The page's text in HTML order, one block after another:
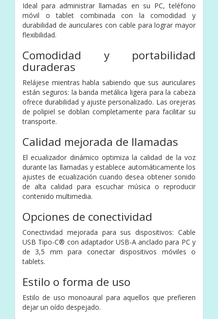
Ideal para administrar llamadas en su PC, teléfono
móvil o tablet combinada con la comodidad y
durabilidad de auriculares con cable para lograr mayor
flexibilidad.
Comodidad y portabilidad
duraderas
Relájese mientras habla sabiendo que sus auriculares
están seguros: la banda metálica ligera para la cabeza
ofrece durabilidad y ajuste personalizado. Las orejeras
de polipiel se doblan completamente para facilitar su
transporte.
Calidad mejorada de llamadas
El ecualizador dinámico optimiza la calidad de la voz
durante las llamadas y establece automáticamente los
ajustes de ecualización cuando desea obtener sonido
de alta calidad para escuchar música o reproducir
contenido multimedia.
Opciones de conectividad
Conectividad mejorada para sus dispositivos: Cable
USB Tipo-C® con adaptador USB-A anclado para PC y
de 3,5 mm para conectar dispositivos móviles o
tablets.
Estilo o forma de uso
Estilo de uso monoaural para aquellos que prefieren
dejar un oído despejado.